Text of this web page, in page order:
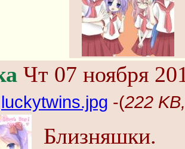
Чт 07 ноября
luckytwins.jpg -(222
Близняшки.